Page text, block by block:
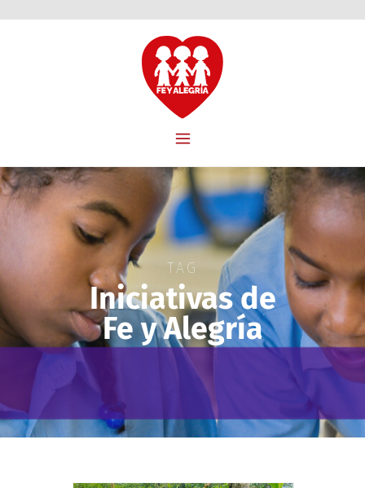
TAG
Iniciativas de
Fe y Alegría